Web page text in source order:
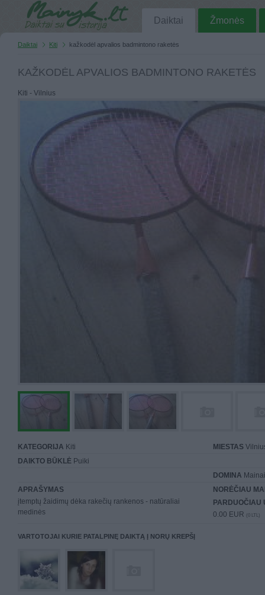
Daiktai Žmonės
Daiktai Kiti kažkodėl apvalios badmintono raketės
KAŽKODĖL APVALIOS BADMINTONO RAKETĖS
Kiti - Vilnius
KATEGORIJA Kiti MIESTAS
DAIKTO BŪKLĖ Puiki
DOMINA
APRAŠYMAS
įtemptų žaidimų dėka rakečių rankenos - natūraliai
medinės
NORĖČIAU
PARDUOČIAU
0.00 EUR (0 LTL)
VARTOTOJAI KURIE PATALPINĘ DAIKTĄ Į NORŲ KREPŠĮ